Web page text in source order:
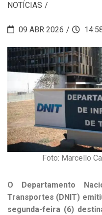
NOTÍCIAS
09 ABR 2026
Foto: Marcello
O Departamento
Transportes (DNIT)
segunda-feira (6)